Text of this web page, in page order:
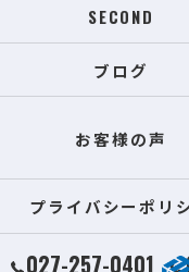
027-257-0401
SECOND
ブログ
お客様の声
プライバシーポリ